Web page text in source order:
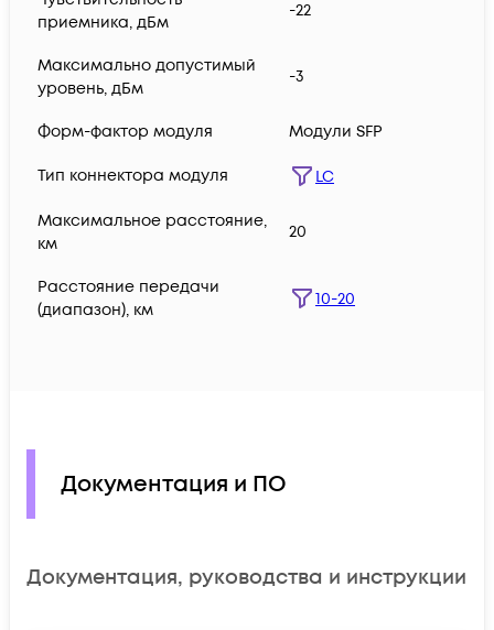
приемника, дБм
-22
Максимально допустимый
уровень, дБм
-3
Форм-фактор модуля Модули SFP
Тип коннектора модуля LC
Максимальное расстояние,
км
20
Расстояние передачи
(диапазон), км
10-20
Документация и ПО
Документация, руководства и инструкции